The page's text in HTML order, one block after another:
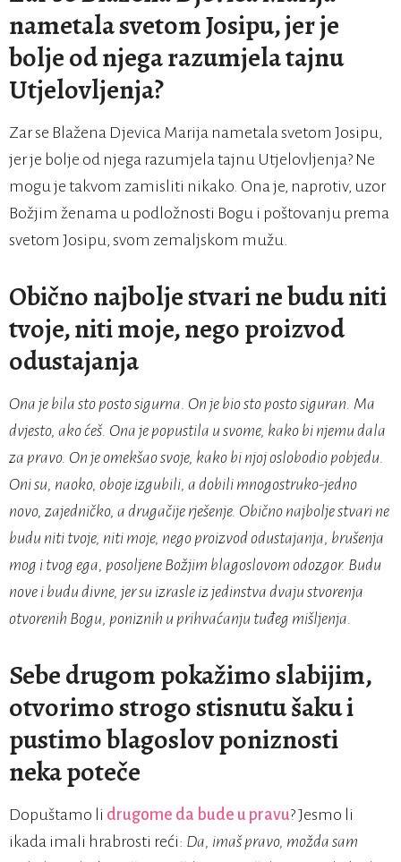
nametala svetom Josipu, jer je
bolje od njega razumjela tajnu
Utjelovljenja?
Zar se Blažena Djevica Marija nametala svetom Josipu,
jer je bolje od njega razumjela tajnu Utjelovljenja? Ne
mogu je takvom zamisliti nikako. Ona je, naprotiv, uzor
Božjim ženama u podložnosti Bogu i poštovanju prema
svetom Josipu, svom zemaljskom mužu.
Obično najbolje stvari ne budu niti
tvoje, niti moje, nego proizvod
odustajanja
Ona je bila sto posto sigurna. On je bio sto posto siguran. Ma
dvjesto, ako ćeš. Ona je popustila u svome, kako bi njemu dala
za pravo. On je omekšao svoje, kako bi njoj oslobodio pobjedu.
Oni su, naoko, oboje izgubili, a dobili mnogostruko-jedno
novo, zajedničko, a drugačije rješenje. Obično najbolje stvari ne
budu niti tvoje, niti moje, nego proizvod odustajanja, brušenja
mog i tvog ega, posoljene Božjim blagoslovom odozgor. Budu
nove i budu divne, jer su izrasle iz jedinstva dvaju stvorenja
otvorenih Bogu, poniznih u prihvaćanju tuđeg mišljenja.
Sebe drugom pokažimo slabijim,
otvorimo strogo stisnutu šaku i
pustimo blagoslov poniznosti
neka poteče
Dopuštamo li drugome da bude u pravu? Jesmo li
ikada imali hrabrosti reći: Da, imaš pravo, možda sam